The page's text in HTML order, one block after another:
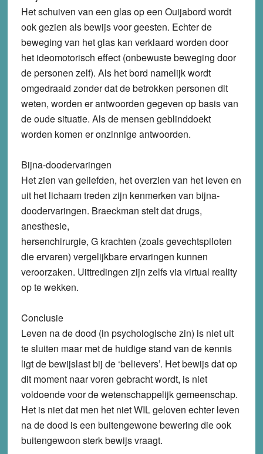
Het schuiven van een glas op een Ouijabord wordt
ook gezien als bewijs voor geesten. Echter de
beweging van het glas kan verklaard worden door
het ideomotorisch effect (onbewuste beweging door
de personen zelf). Als het bord namelijk wordt
omgedraaid zonder dat de betrokken personen dit
weten, worden er antwoorden gegeven op basis van
de oude situatie. Als de mensen geblinddoekt
worden komen er onzinnige antwoorden.
Bijna-doodervaringen
Het zien van geliefden, het overzien van het leven en
uit het lichaam treden zijn kenmerken van bijna-
doodervaringen. Braeckman stelt dat drugs,
anesthesie,
hersenchirurgie, G krachten (zoals gevechtspiloten
die ervaren) vergelijkbare ervaringen kunnen
veroorzaken. Uittredingen zijn zelfs via virtual reality
op te wekken.
Conclusie
Leven na de dood (in psychologische zin) is niet uit
te sluiten maar met de huidige stand van de kennis
ligt de bewijslast bij de ‘believers’. Het bewijs dat op
dit moment naar voren gebracht wordt, is niet
voldoende voor de wetenschappelijk gemeenschap.
Het is niet dat men het niet WIL geloven echter leven
na de dood is een buitengewone bewering die ook
buitengewoon sterk bewijs vraagt.